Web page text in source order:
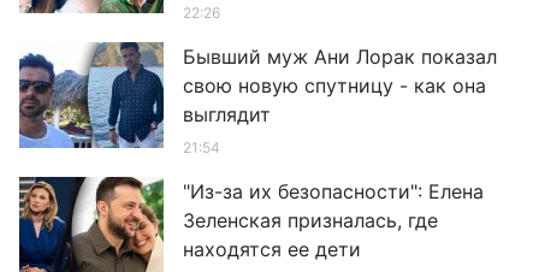
22:26
Бывший муж Ани Лорак показал
свою новую спутницу - как она
выглядит
21:54
"Из-за их безопасности": Елена
Зеленская призналась, где
находятся ее дети